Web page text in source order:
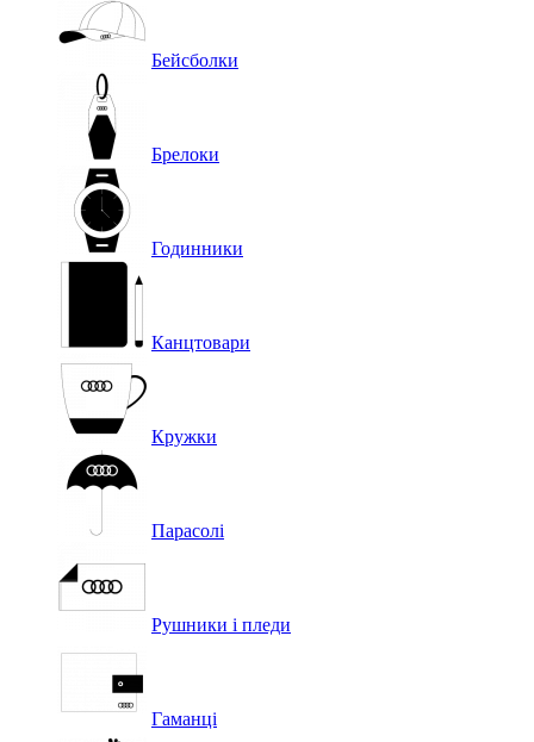
Бейсболки
Брелоки
Годинники
Канцтовари
Кружки
Парасолі
Рушники і пледи
Гаманці